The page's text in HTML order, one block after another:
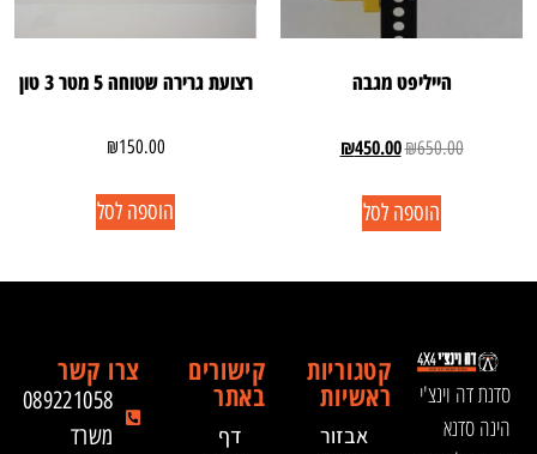
הייליפט מגבה
₪650.00
₪450.00
הוספה לסל
רצועת גרירה שטוחה 5 מטר 3 טון
₪150.00
הוספה לסל
סדנת דה וינצ'י
הינה סדנא
קטגוריות
ראשיות
אבזור
קישורים
באתר
דף
צרו קשר
089221058
משרד